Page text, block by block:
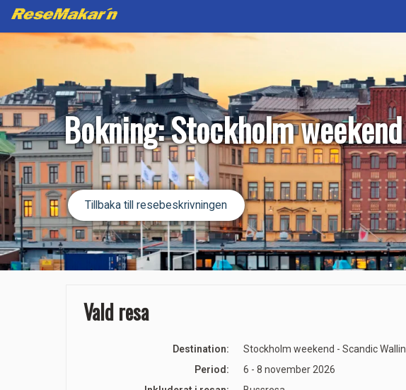
Bokning: Stockholm weekend
Tillbaka till resebeskrivningen
Vald resa
Destination:
Stockholm weekend - Scandic Wallin
Period:
6 - 8 november 2026